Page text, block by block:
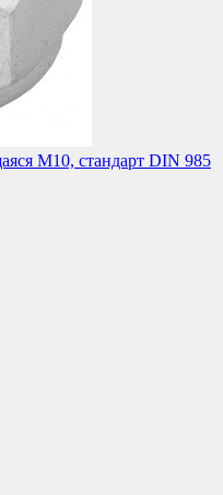
М10, стандарт DIN 985